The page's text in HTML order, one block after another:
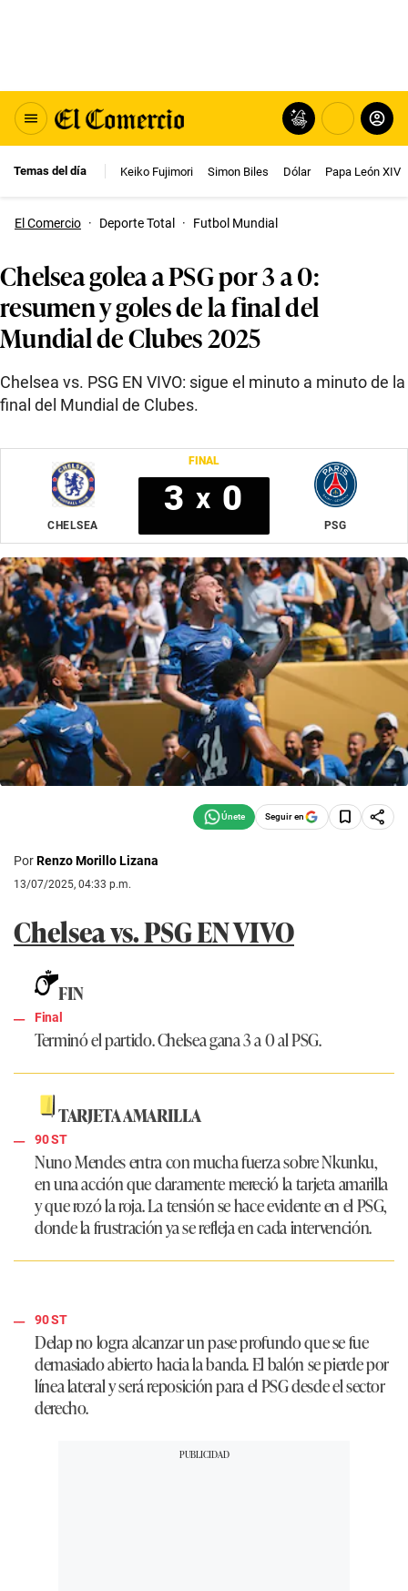
Temas del día Keiko Fujimori Simon Biles Dólar Papa León XIV
El Comercio · Deporte Total · Futbol Mundial
Chelsea golea a PSG por 3 a 0:
resumen y goles de la final del
Mundial de Clubes 2025
Chelsea vs. PSG EN VIVO: sigue el minuto a minuto de la
final del Mundial de Clubes.
FINAL
CHELSEA
3 x 0
PSG
Seguir en
PorRenzo Morillo Lizana
13/07/2025, 04:33 p.m.
Chelsea vs. PSG EN VIVO
FIN
Final
Terminó el partido.Chelsea gana 3 a 0 al PSG.
TARJETA AMARILLA
90 ST
Nuno Mendes entra con mucha fuerza sobre Nkunku,
en una acción que claramente mereció la tarjeta amarilla
y que rozó la roja. La tensión se hace evidente en el PSG,
donde la frustración ya se refleja en cada intervención.
90 ST
Delap no logra alcanzar un pase profundo que se fue
demasiado abierto hacia la banda. El balón se pierde por
línea lateral y será reposición para el PSG desde el sector
derecho.